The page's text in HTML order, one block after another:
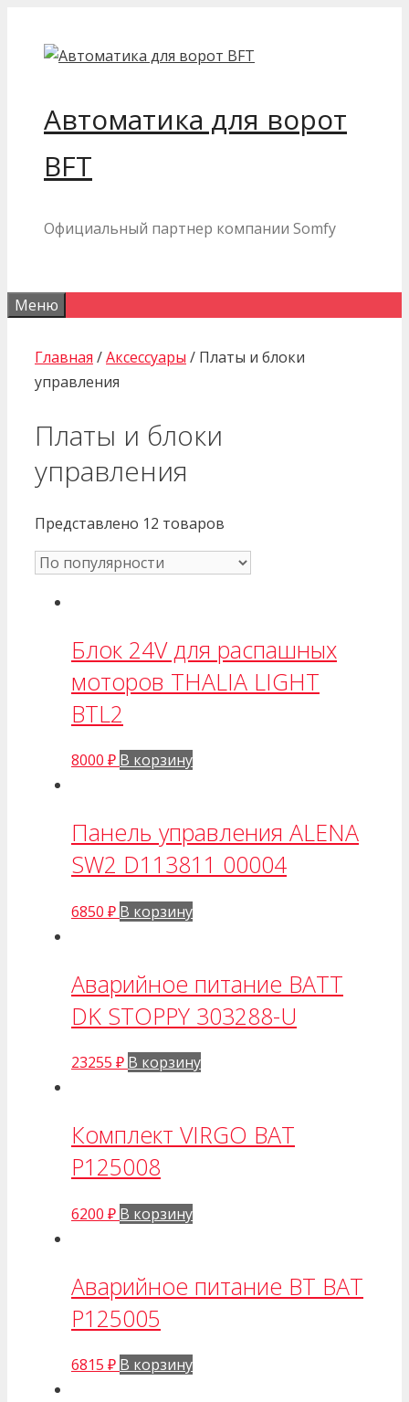
содержимому
Автоматика для ворот
BFT
Официальный партнер компании Somfy
Меню
Главная /Аксессуары / Платы и блоки
управления
Платы и блоки
управления
Представлено 12 товаров
Блок 24V для распашных
моторов THALIA LIGHT
BTL2
8000 ₽ В корзину
Панель управления ALENA
SW2 D113811 00004
6850 ₽ В корзину
Аварийное питание BATT
DK STOPPY 303288-U
23255 ₽ В корзину
Комплект VIRGO BAT
P125008
6200 ₽ В корзину
Аварийное питание BT BAT
P125005
6815 ₽ В корзину